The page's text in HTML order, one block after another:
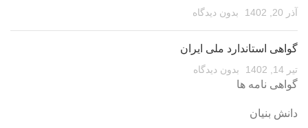
آذر 20, 1402 بدون دیدگاه
گواهی استاندارد ملی ایران
تیر 14, 1402 بدون دیدگاه
گواهی نامه ها
دانش بنیان